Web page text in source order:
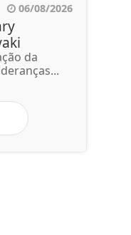
06/08/2026
da